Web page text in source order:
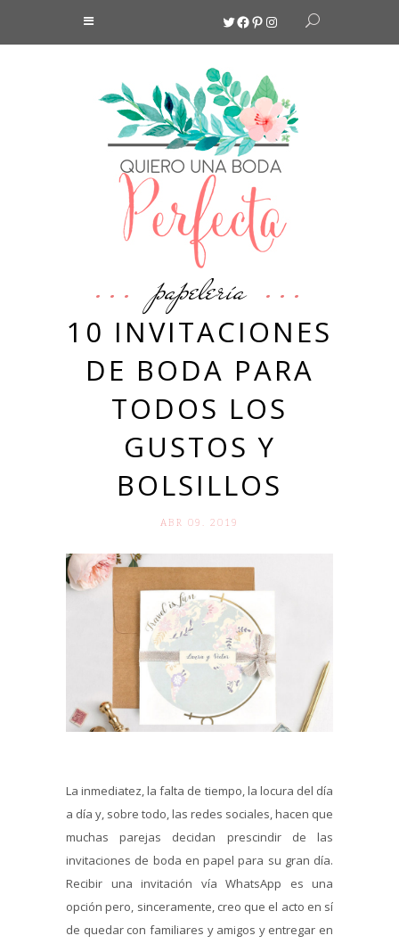
Twitter
Facebook
Pinterest
Instagram
papelería
10 INVITACIONES
DE BODA PARA
TODOS LOS
GUSTOS Y
BOLSILLOS
ABR 09. 2019
La inmediatez, la falta de tiempo, la locura del día
a día y, sobre todo, las redes sociales, hacen que
muchas parejas decidan prescindir de las
invitaciones de boda en papel para su gran día.
Recibir una invitación vía WhatsApp es una
opción pero, sinceramente, creo que el acto en sí
de quedar con familiares y amigos y entregar en